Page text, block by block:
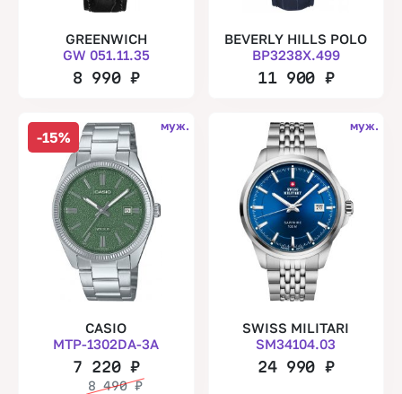
GREENWICH
GW 051.11.35
8 990 ₽
BEVERLY HILLS POLO
BP3238X.499
11 900 ₽
-15%
муж.
CASIO
MTP-1302DA-3A
7 220 ₽
8 490₽
муж.
SWISS MILITARI
SM34104.03
24 990 ₽